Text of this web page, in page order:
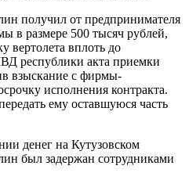
получил от предпринимателя
в размере 500 тысяч рублей,
вертолета вплоть до
республики акта приемки
взыскание с фирмы-
исполнения контракта.
ему оставшуюся часть
денег на Кутузовском
был задержан сотрудниками